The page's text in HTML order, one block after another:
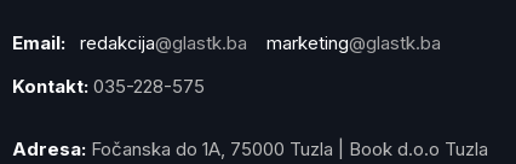
Email: redakcija@glastk.ba marketing@glastk.ba
Kontakt: 035-228-575
Adresa: Fočanska do 1A, 75000 Tuzla | Book d.o.o Tuzla